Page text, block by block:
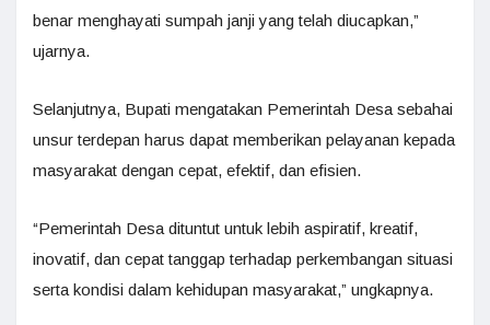
benar menghayati sumpah janji yang telah diucapkan,”
ujarnya.
Selanjutnya, Bupati mengatakan Pemerintah Desa sebahai
unsur terdepan harus dapat memberikan pelayanan kepada
masyarakat dengan cepat, efektif, dan efisien.
“Pemerintah Desa dituntut untuk lebih aspiratif, kreatif,
inovatif, dan cepat tanggap terhadap perkembangan situasi
serta kondisi dalam kehidupan masyarakat,” ungkapnya.